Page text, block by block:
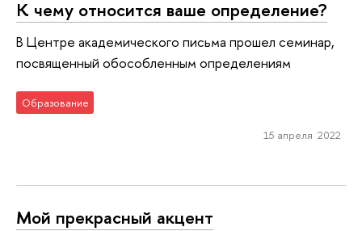
К чему относится ваше определение?
В Центре академического письма прошел семинар,
посвященный обособленным определениям
Образование
15 апреля 2022
Мой прекрасный акцент